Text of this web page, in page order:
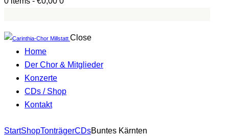
Close
Home
Der Chor & Mitglieder
Konzerte
CDs / Shop
Kontakt
facebook-
StartShopTonträgerCDsBuntes Kärnten